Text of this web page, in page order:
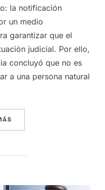
la notificación
un medio
garantizar que el
judicial. Por ello,
concluyó que no es
a una persona natural